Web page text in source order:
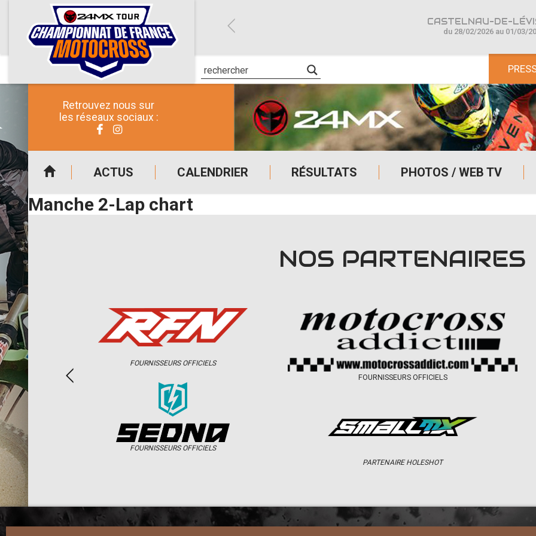
Retrouvez nous sur
les réseaux sociaux :
ACTUS CALENDRIER RÉSULTATS PHOTOS / WEB TV
CASTELNAU-DE-
du 28/02/2026 au 01/03/
Manche 2-Lap chart
NOS PARTENAIRES
FOURNISSEURS OFFICIELS
FOURNISSEURS OFFICIELS
FOURNISSEURS OFFICIELS
PARTENAIRE HOLESHOT